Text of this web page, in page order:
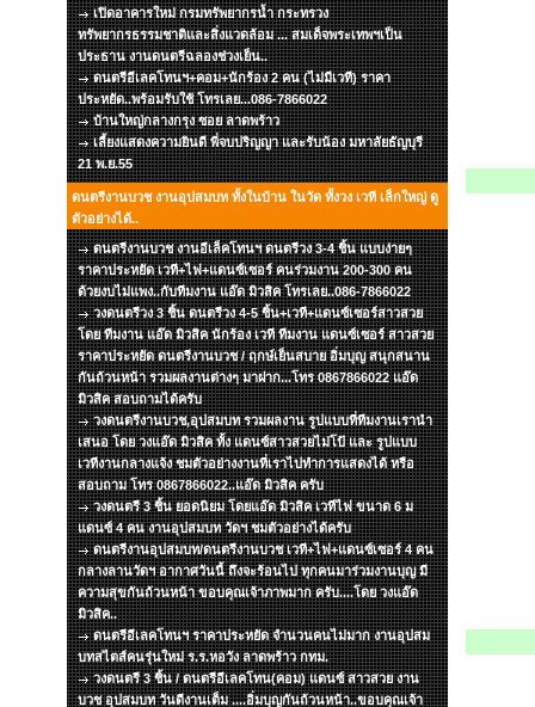
เปิดอาคารใหม่ กรมทรัพยากรน้ำ กระทรวง
ทรัพยากรธรรมชาติและสิ่งแวดล้อม ... สมเด็จพระเทพฯเป็น
ประธาน งานดนตรีฉลองช่วงเย็น..
ดนตรีอีเลคโทนฯ+คอม+นักร้อง 2 คน (ไม่มีเวที) ราคา
ประหยัด..พร้อมรับใช้ โทรเลย...086-7866022
บ้านใหญ่กลางกรุง ซอย ลาดพร้าว
เลี้ยงแสดงความยินดี พี่จบปริญญา และรับน้อง มหาลัยธัญบุรี
21 พ.ย.55
ดนตรีงานบวช งานอุปสมบท ทั้งในบ้าน ในวัด ทั้งวง เวที เล็กใหญ่ ดู
ตัวอย่างได้..
ดนตรีงานบวช งานอีเล็คโทนฯ ดนตรีวง 3-4 ชิ้น แบบง่ายๆ
ราคาประหยัด เวที+ไฟ+แดนซ์เซอร์ คนร่วมงาน 200-300 คน
ด้วยงบไม่แพง..กับทีมงาน แอ๊ด มิวสิค โทรเลย..086-7866022
วงดนตรีวง 3 ชิ้น ดนตรีวง 4-5 ชิ้น+เวที+แดนซ์เซอร์สาวสวย
โดย ทีมงาน แอ๊ด มิวสิค นักร้อง เวที ทีมงาน แดนซ์เซอร์ สาวสวย
ราคาประหยัด ดนตรีงานบวช / ฤกษ์เย็นสบาย อิ่มบุญ สนุกสนาน
กันถ้วนหน้า รวมผลงานต่างๆ มาฝาก...โทร 0867866022 แอ๊ด
มิวสิค สอบถามได้ครับ
วงดนตรีงานบวช,อุปสมบท รวมผลงาน รูปแบบที่ทีมงานเรานำ
เสนอ โดย วงแอ๊ด มิวสิค ทั้ง แดนซ์สาวสวยไม่โป้ และ รูปแบบ
เวทีงานกลางแจ้ง ชมตัวอย่างงานที่เราไปทำการแสดงได้ หรือ
สอบถาม โทร 0867866022..แอ๊ด มิวสิค ครับ
วงดนตรี 3 ชิ้น ยอดนิยม โดยแอ๊ด มิวสิค เวทีไฟ ขนาด 6 ม
แดนซ์ 4 คน งานอุปสมบท วัดฯ ชมตัวอย่างได้ครับ
ดนตรีงานอุปสมบท/ดนตรีงานบวช เวที+ไฟ+แดนซ์เซอร์ 4 คน
กลางลานวัดฯ อากาศวันนี้ ถึงจะร้อนไป ทุกคนมาร่วมงานบุญ มี
ความสุขกันถ้วนหน้า ขอบคุณเจ้าภาพมาก ครับ....โดย วงแอ๊ด
มิวสิค..
ดนตรีอีเลคโทนฯ ราคาประหยัด จำนวนคนไม่มาก งานอุปสม
บทสไตส์คนรุ่นใหม่ ร.ร.หอวัง ลาดพร้าว กทม.
วงดนตรี 3 ชิ้น / ดนตรีอีเลคโทน(คอม) แดนซ์ สาวสวย งาน
บวช อุปสมบท วันดีงานเต็ม ....อิ่มบุญกันถ้วนหน้า..ขอบคุณเจ้า